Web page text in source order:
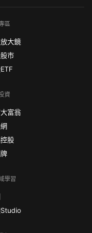
區
大鏡
市
資
富翁
股
學習